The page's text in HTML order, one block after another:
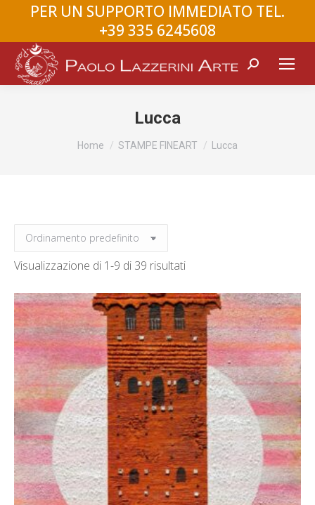
PER UN SUPPORTO IMMEDIATO TEL.
+39 335 6245608
Search:
Lucca
Home STAMPE FINEART Lucca
Visualizzazione di 1-9 di 39 risultati